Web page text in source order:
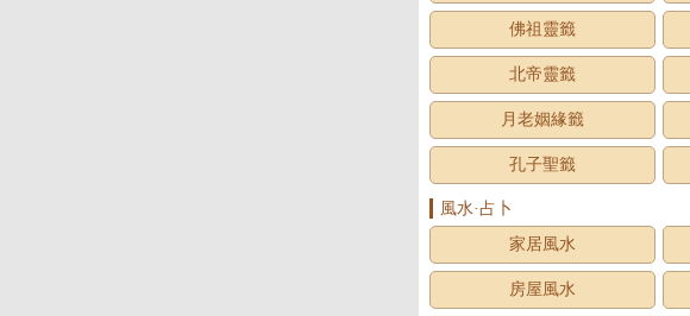
佛祖靈籤
北帝靈籤
月老姻緣籤
孔子聖籤
風水·占卜
家居風水
房屋風水